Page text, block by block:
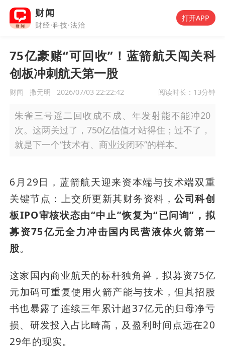
财闻
财经·科技·法治
打开APP
75亿豪赌“可回收”！蓝箭航天闯关科
创板冲刺航天第一股
财闻 撒元明 2026/07/03 22:22:42 阅读时长： 13分钟
朱雀三号遥二回收成不成、年发射能不能冲20
次。这两关过了，750亿估值才站得住；过不了，
就是下一个“技术有、商业没闭环”的样本。
6月29日，蓝箭航天迎来资本端与技术端双重
关键节点：上交所更新其财务资料，公司科创
板IPO审核状态由“中止”恢复为“已问询”，拟
募资75亿元全力冲击国内民营液体火箭第一
股。
这家国内商业航天的标杆独角兽，拟募资75亿
元加码可重复使用火箭产能与技术，但其招股
书也暴露了连续三年累计超37亿元的归母净亏
损、研发投入占比畸高，及盈利时间点远在20
29年的现实。